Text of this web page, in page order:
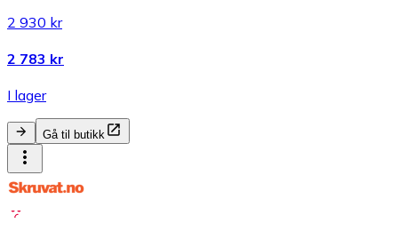
2 930 kr
2 783 kr
I lager
Gå til butikk